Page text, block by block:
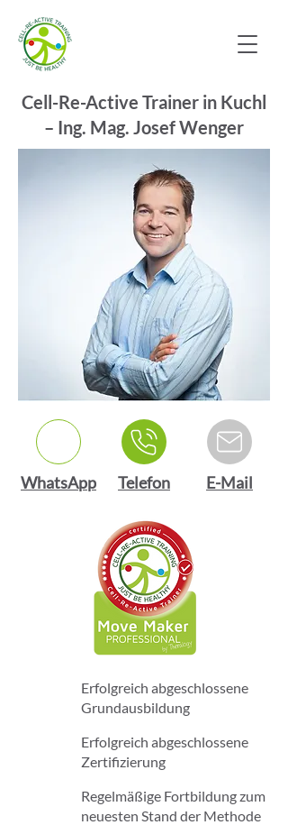
Cell-Re-Active Trainer in Kuchl
– Ing. Mag. Josef Wenger
WhatsApp Telefon E-Mail
Erfolgreich abgeschlossene
Grundausbildung
Erfolgreich abgeschlossene
Zertifizierung
Regelmäßige Fortbildung zum
neuesten Stand der Methode